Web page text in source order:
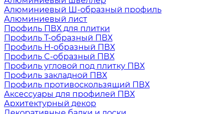
Алюминиевый Ш-образный профиль
Алюминиевый лист
Профиль ПВХ для плитки
Профиль Т-образный ПВХ
Профиль H-образный ПВХ
Профиль C-образный ПВХ
Профиль угловой под плитку ПВХ
Профиль закладной ПВХ
Профиль противоскользящий ПВХ
Аксессуары для профилей ПВХ
Архитектурный декор